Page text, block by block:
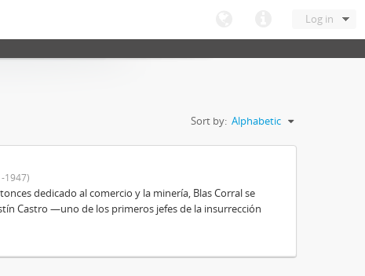
Log in
Sort by: Alphabetic
1947)
dedicado al comercio y la minería, Blas Corral se
Castro —uno de los primeros jefes de la insurrección